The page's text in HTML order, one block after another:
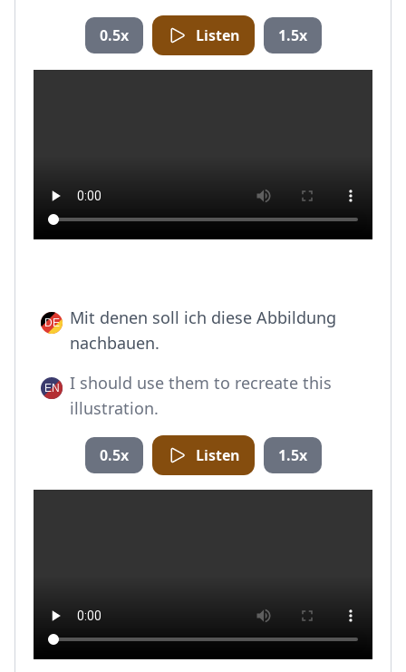
0.5x Listen 1.5x
Mit denen soll ich diese Abbildung
nachbauen.
I should use them to recreate this
illustration.
0.5x Listen 1.5x